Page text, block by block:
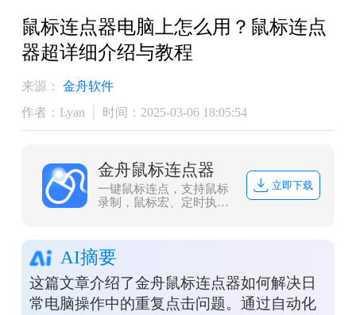
鼠标连点器电脑上怎么用？鼠标连点
器超详细介绍与教程
来源：
金舟软件
作者：Lyan
时间：2025-03-06 18:05:54
金舟鼠标连点器
一键鼠标连点，支持鼠标
录制，鼠标宏、定时执行
立即下载
AI摘要
这篇文章介绍了金舟鼠标连点器如何解决日
常电脑操作中的重复点击问题。通过自动化